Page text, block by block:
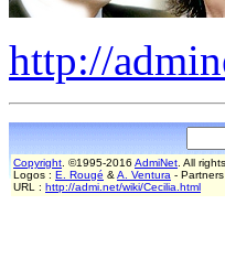
http://
Copyright. ©1995-2016 AdmiNet. All
Logos : E. Rougé &A. Ventura - Partners
URL : http://admi.net/wiki/Cecilia.html